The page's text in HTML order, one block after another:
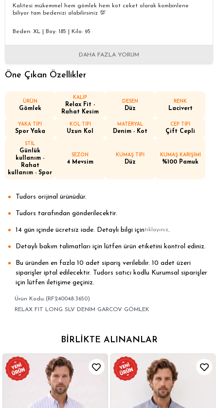
Kalitesi mükemmel hem gömlek hem kot ceket olarak kombinlene
biliyor tam bedenizi alabilirsiniz 💯
Beden: XL Boy: 185 Kilo: 95
DAHA FAZLA YORUM
Öne Çıkan Özellikler
ÜRÜN
Gömlek
KALIP
Relax Fit -
Rahat Kesim
DESEN
Düz
RENK
Lacivert
YAKA TİPİ
Spor Yaka
KOL TİPİ
Uzun Kol
MATERYAL
Denim - Kot
CEP TİPİ
Çift Cepli
STİL
Günlük
kullanım -
Rahat
kullanım - Spor
SEZON
4 Mevsim
KUMAŞ TİPİ
Düz
KUMAŞ KARIŞIMI
%100 Pamuk
Tudors orijinal ürünüdür.
Tudors tarafından gönderilecektir.
14 gün içinde ücretsiz iade. Detaylı bilgi içintıklayınız.
Detaylı bakım talimatları için lütfen ürün etiketini kontrol ediniz.
Bu üründen en fazla 10 adet sipariş verilebilir. 10 adet üzeri
siparişler iptal edilecektir. Tudors satıcı kodlu Kurumsal siparişler
için lütfen iletişime geçiniz.
(RF240048-3650)
RELAX FIT LONG SLV DENIM GARCOV GÖMLEK
BIRLIKTE ALINANLAR